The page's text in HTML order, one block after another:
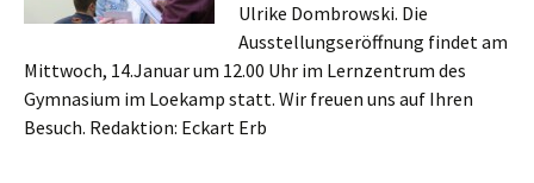
Ulrike Dombrowski. Die
Ausstellungseröffnung findet am
Mittwoch, 14.Januar um 12.00 Uhr im Lernzentrum des
Gymnasium im Loekamp statt. Wir freuen uns auf Ihren
Besuch. Redaktion: Eckart Erb